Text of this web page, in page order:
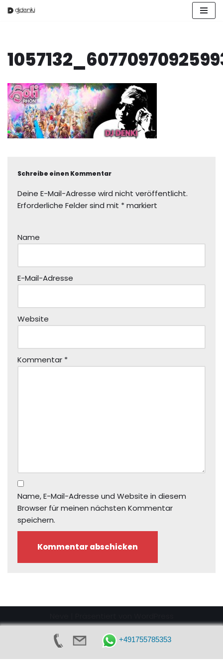
springen
Schreibe einen Kommentar
Deine E-Mail-Adresse wird nicht veröffentlicht.
Erforderliche Felder sind mit *markiert
Name
E-Mail-Adresse
Website
Kommentar *
Name, E-Mail-Adresse und Website in diesem
Browser für meinen nächsten Kommentar
speichern.
» Kontakt / Anfrage
» Impressum
» Datenschutzerklärung
+491755785353